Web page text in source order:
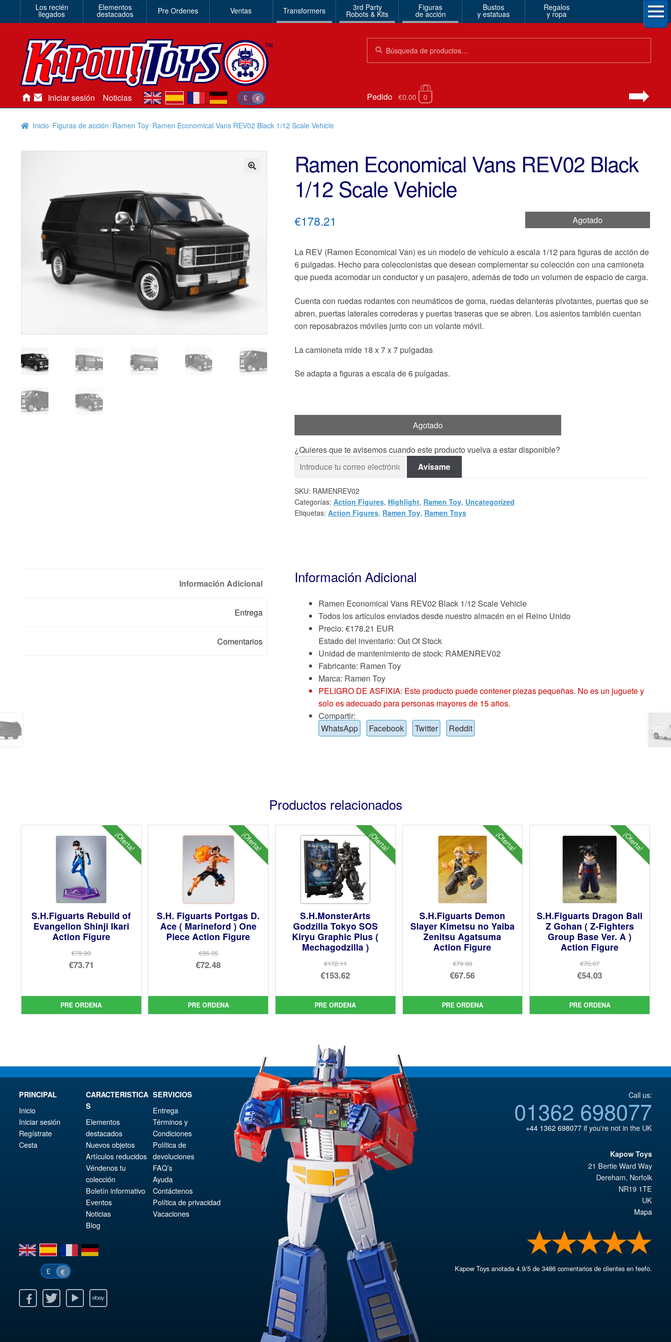
Los recién
llegados
Elementos
destacados Pre Ordenes Ventas Transformers 3rd Party
Robots & Kits
Figuras
de acción
Bustos
y estatuas
Regalos
y ropa
Iniciar sesión Noticias £ €
en es de Pedido €0.00 0
Inicio Figuras de acción Ramen Toy Ramen Economical Vans REV02 Black 1/12 Scale Vehicle
Ramen Economical Vans REV02 Black
1/12 Scale Vehicle
Agotado
€178.21
La REV (Ramen Economical Van) es un modelo de vehículo a escala 1/12 para figuras de acción de
6 pulgadas. Hecho para coleccionistas que desean complementar su colección con una camioneta
que pueda acomodar un conductor y un pasajero, además de todo un volumen de espacio de carga.
Cuenta con ruedas rodantes con neumáticos de goma, ruedas delanteras pivotantes, puertas que se
abren, puertas laterales correderas y puertas traseras que se abren. Los asientos también cuentan
con reposabrazos móviles junto con un volante móvil.
La camioneta mide 18 x 7 x 7 pulgadas
Se adapta a figuras a escala de 6 pulgadas.
Agotado
¿Quieres que te avisemos cuando este producto vuelva a estar disponible?
Avísame
SKU: RAMENREV02
Categorías: Action Figures, Highlight, Ramen Toy, Uncategorized
Etiquetas: Action Figures, Ramen Toy, Ramen Toys
Información Adicional
Entrega
Comentarios
Información Adicional
Ramen Economical Vans REV02 Black 1/12 Scale Vehicle
Todos los artículos enviados desde nuestro almacén en el Reino Unido
Precio: €178.21 EUR
Estado del inventario: Out Of Stock
Unidad de mantenimiento de stock: RAMENREV02
Fabricante: Ramen Toy
Marca: Ramen Toy
PELIGRO DE ASFIXIA: Este producto puede contener piezas pequeñas. No es un juguete y
solo es adecuado para personas mayores de 15 años.
Compartir:
WhatsApp
Facebook Twitter Reddit
Productos relacionados
¡Oferta!
S.H.Figuarts Rebuild of
Evangelion Shinji Ikari
Action Figure
€79.90
El
era:
€79.90.
€73.71
actual
es:
PRE ORDENA
¡Oferta!
S.H. Figuarts Portgas D.
Ace ( Marineford ) One
Piece Action Figure
€86.05
El
era:
€86.05.
€72.48
actual
es:
PRE ORDENA
¡Oferta!
S.H.MonsterArts
Godzilla Tokyo SOS
Kiryu Graphic Plus (
Mechagodzilla )
€172.11
El
original
era:
€153.62
precio
actual
PRE ORDENA
¡Oferta!
S.H.Figuarts Demon
Slayer Kimetsu no Yaiba
Zenitsu Agatsuma
Action Figure
€79.90
El
original
era:
€67.56
precio
actual
PRE ORDENA
¡Oferta!
S.H.Figuarts Dragon Ball
Z Gohan ( Z-Fighters
Group Base Ver. A )
Action Figure
€70.07
El
original
era:
€54.03
precio
actual
PRE ORDENA
PRINCIPAL
Inicio
Iniciar sesión
Regístrate
Cesta
CARACTERISTICA
S
Elementos
destacados
Nuevos objetos
Artículos reducidos
Véndenos tu
colección
Boletín informativo
Eventos
Noticias
Blog
SERVICIOS
Entrega
Términos y
Condiciones
Política de
devoluciones
FAQ’s
Ayuda
Contáctenos
Política de privacidad
Vacaciones
en es fr de
£ €
Youtube Ebay
Call us:
01362 698077
+44 1362 698077if you're not in the UK
Kapow Toys
21 Bertie Ward Way
Dereham, Norfolk
NR19 1TE
UK
Mapa
Kapow Toys anotada4.9/5 de3486 comentarios de clientes en feefo.